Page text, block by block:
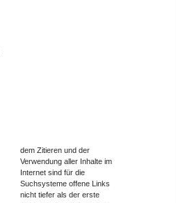
dem Zitieren und der
Verwendung aller Inhalte im
Internet sind für die
Suchsysteme offene Links
nicht tiefer als der erste